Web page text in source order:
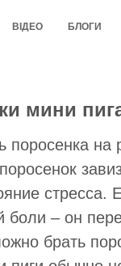
ВІДЕО БЛОГИ
мини
на
– он
брать